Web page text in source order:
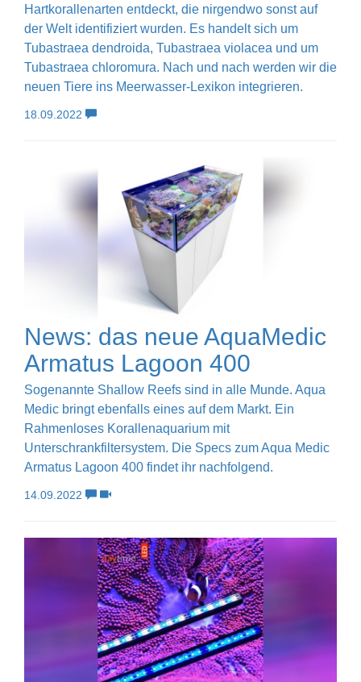
Hartkorallenarten entdeckt, die nirgendwo sonst auf
der Welt identifiziert wurden. Es handelt sich um
Tubastraea dendroida, Tubastraea violacea und um
Tubastraea chloromura. Nach und nach werden wir die
neuen Tiere ins Meerwasser-Lexikon integrieren.
18.09.2022
News: das neue AquaMedic
Armatus Lagoon 400
Sogenannte Shallow Reefs sind in alle Munde. Aqua
Medic bringt ebenfalls eines auf dem Markt. Ein
Rahmenloses Korallenaquarium mit
Unterschrankfiltersystem. Die Specs zum Aqua Medic
Armatus Lagoon 400 findet ihr nachfolgend.
14.09.2022